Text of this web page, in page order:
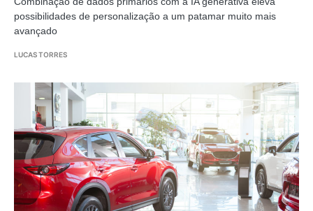
possibilidades de personalização a um patamar muito mais
avançado
LUCAS TORRES